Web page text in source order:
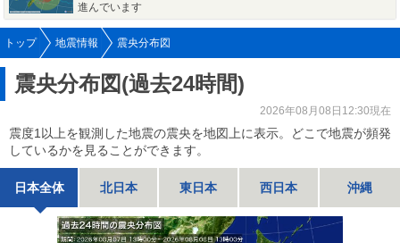
進んでいます
トップ 地震情報 震央分布図
震央分布図(過去24時間)
2026年08月08日12:30現在
震度1以上を観測した地震の震央を地図上に表示。どこで地震が頻発
しているかを見ることができます。
日本全体 北日本 東日本 西日本 沖縄